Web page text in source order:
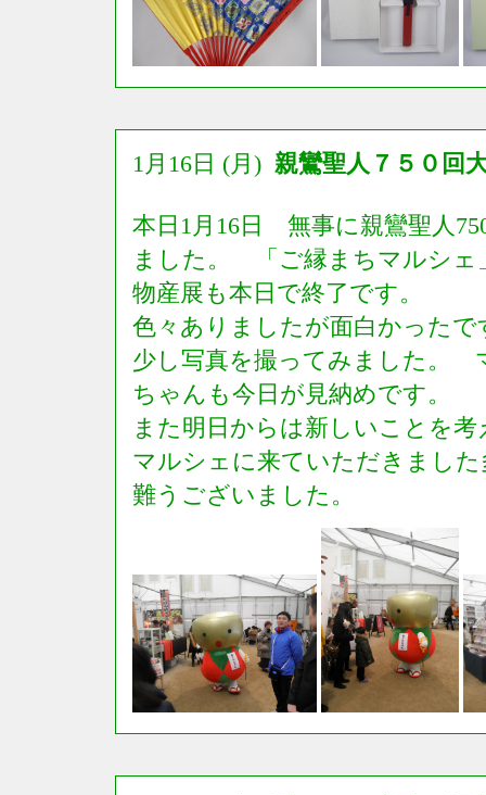
1月16日 (月) 親鸞聖人７５０回
本日1月16日 無事に親鸞聖人
ました。 「ご縁まちマルシェ
物産展も本日で終了です。
色々ありましたが面白かった
少し写真を撮ってみました。
ちゃんも今日が見納めです。
また明日からは新しいことを
マルシェに来ていただきまし
難うございました。